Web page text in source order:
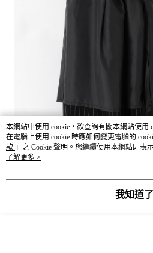
本網站中使用 cookie，欲查詢有關本網站使用
在電腦上使用 cookie 時應如何變更電腦的
款 」之 Cookie 聲明。您繼續使用本網站即表
之 Cookie 聲明使用 cookie。
了解更多 >
我知道了